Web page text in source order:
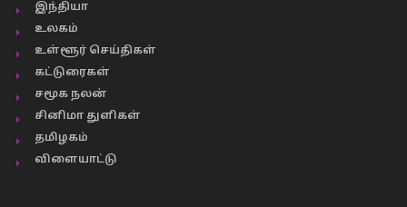
இந்தியா
உலகம்
உள்ளூர் செய்திகள்
கட்டுரைகள்
சமூக நலன்
சினிமா துளிகள்
தமிழகம்
விளையாட்டு